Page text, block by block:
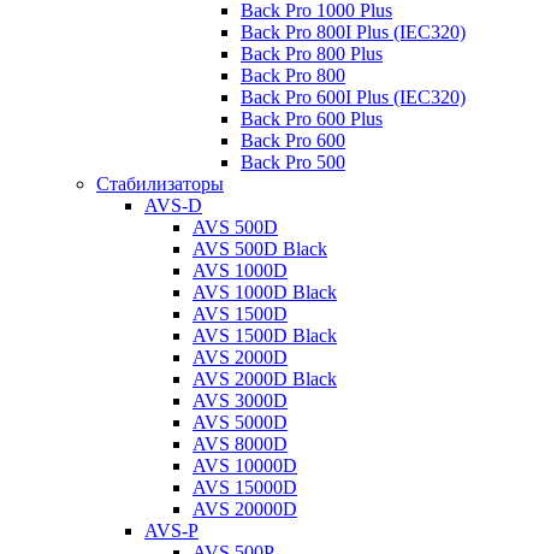
Back Pro 1000 Plus
Back Pro 800I Plus (IEC320)
Back Pro 800 Plus
Back Pro 800
Back Pro 600I Plus (IEC320)
Back Pro 600 Plus
Back Pro 600
Back Pro 500
Стабилизаторы
AVS-D
AVS 500D
AVS 500D Black
AVS 1000D
AVS 1000D Black
AVS 1500D
AVS 1500D Black
AVS 2000D
AVS 2000D Black
AVS 3000D
AVS 5000D
AVS 8000D
AVS 10000D
AVS 15000D
AVS 20000D
AVS-P